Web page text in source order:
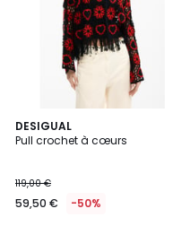
DESIGUAL
Pull crochet à cœurs
119,00 €
59,50 € -50%